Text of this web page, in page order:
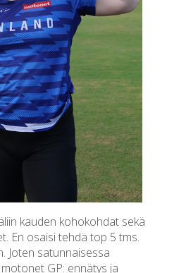
kauden kohokohdat sekä
En osaisi tehdä top 5 tms.
Joten satunnaisessa
GP: ennätys ja